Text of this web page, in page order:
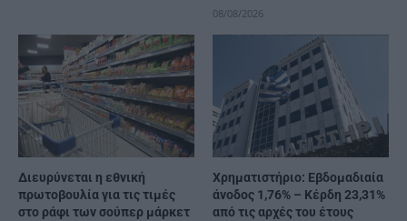
08/08/2026
Διευρύνεται η εθνική
πρωτοβουλία για τις τιμές
στο ράφι των σούπερ μάρκετ
Χρηματιστήριο: Εβδομαδιαία
άνοδος 1,76% – Κέρδη 23,31%
από τις αρχές του έτους